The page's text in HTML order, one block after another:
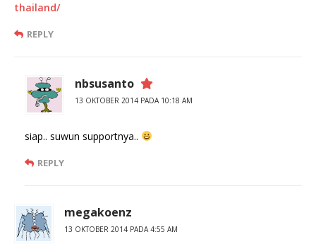
thailand/
REPLY
nbsusanto
13 OKTOBER 2014 PADA 10:18 AM
siap.. suwun supportnya..
REPLY
megakoenz
13 OKTOBER 2014 PADA 4:55 AM